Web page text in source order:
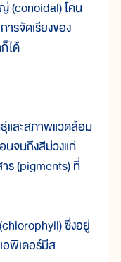
(conoidal) โคน
รจัดเรียงของ
ได้
ละสภาพแวดล้อม
นจนถึงสีม่วงแก่
ร (pigments) ที่
ซึ่งอยู่
อพิเดอร์มีส